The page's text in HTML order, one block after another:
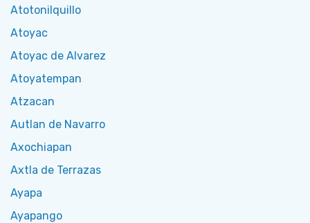
Atotonilquillo
Atoyac
Atoyac de Alvarez
Atoyatempan
Atzacan
Autlan de Navarro
Axochiapan
Axtla de Terrazas
Ayapa
Ayapango